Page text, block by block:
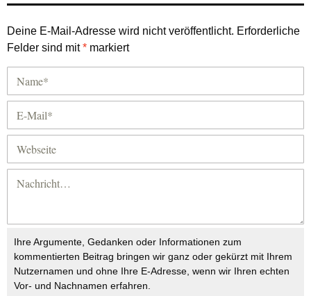
Deine E-Mail-Adresse wird nicht veröffentlicht. Erforderliche
Felder sind mit* markiert
Ihre Argumente, Gedanken oder Informationen zum
kommentierten Beitrag bringen wir ganz oder gekürzt mit Ihrem
Nutzernamen und ohne Ihre E-Adresse, wenn wir Ihren echten
Vor- und Nachnamen erfahren.